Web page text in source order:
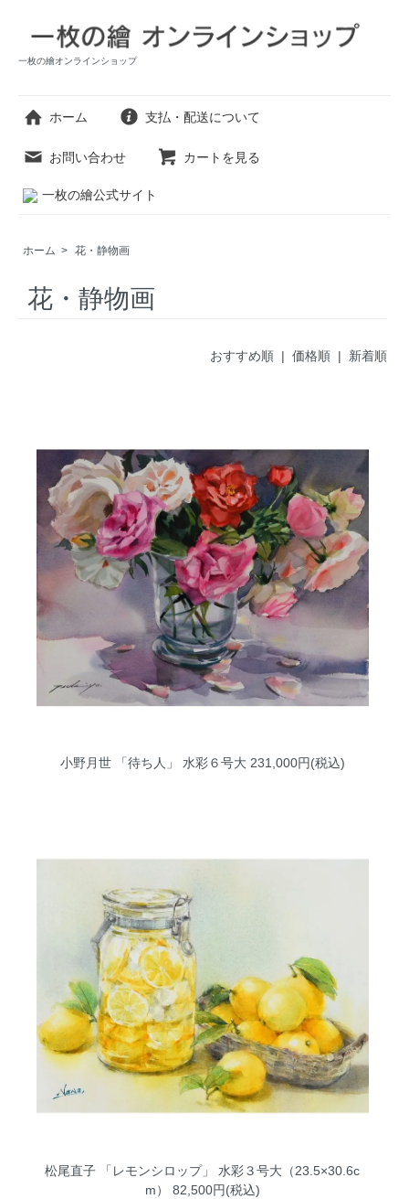
一枚の繪オンラインショップ
ホーム 支払・配送について
お問い合わせ カートを見る
一枚の繪公式サイト
ホーム > 花・静物画
花・静物画
おすすめ順 | 価格順| 新着順
小野月世 「待ち人」 水彩６号大 231,000円(税込)
松尾直子 「レモンシロップ」 水彩３号大（23.5×30.6c
m）
82,500円(税込)